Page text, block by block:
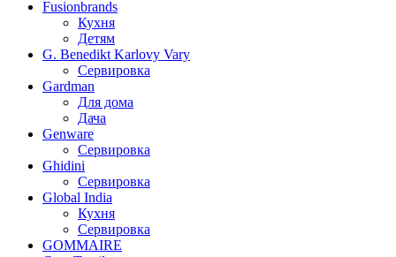
Fusionbrands
Кухня
Детям
G. Benedikt Karlovy Vary
Сервировка
Gardman
Для дома
Дача
Genware
Сервировка
Ghidini
Сервировка
Global India
Кухня
Сервировка
GOMMAIRE